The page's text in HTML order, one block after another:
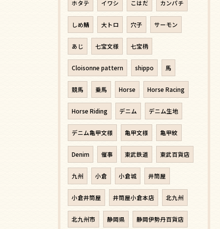
ホタテ イワシ こはだ カンパチ
しめ鯖 大トロ 穴子 サーモン
あじ 七宝文様 七宝柄
Cloisonne pattern shippo 馬
競馬 乗馬 Horse Horse Racing
Horse Riding デニム デニム生地
デニム亀甲文様 亀甲文様 亀甲紋
Denim 催事 東武鉄道 東武百貨店
九州 小倉 小倉城 井筒屋
小倉井筒屋 井筒屋小倉本店 北九州
北九州市 静岡県 静岡伊勢丹百貨店